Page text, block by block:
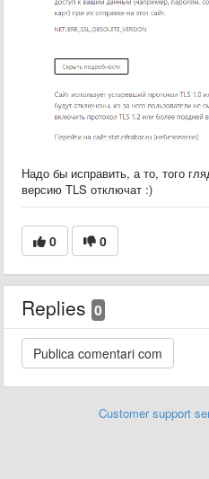
Надо бы исправить, а то, того
версию TLS отключат :)
0 0
Replies 0
Customer support